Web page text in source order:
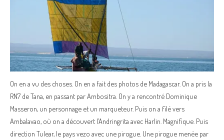
On en a vu des choses. On en a fait des photos de Madagascar. On a pris la
RN7 de Tana, en passant par Ambositra. On y a rencontré Dominique
Masseron, un personnage et un marqueteur. Puis on a filé vers
Ambalavao, où on a découvert l’Andringrita avec Harlin. Magnifique. Puis
direction Tulear, le pays vezo avec une pirogue. Une pirogue menée par